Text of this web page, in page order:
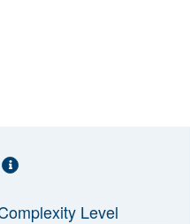
Level